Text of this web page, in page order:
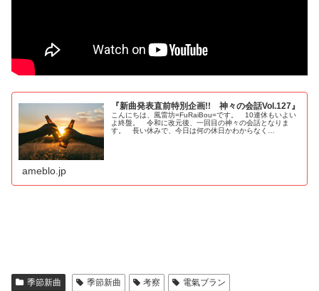
『新曲発表直前特別企画!! 神々の会話Vol.127』
こんにちは、風雷坊=FuRaiBou=です。 10連休もいよい
よ終盤。 令和に改元後、一回目の神々の会話となりま
す。 長い休みで、今日は何の休日かわからなく…
ameblo.jp
季節新曲 季節新曲 考察 電氣ブラン